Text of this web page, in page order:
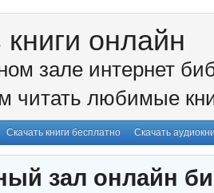
книги онлайн
зале интернет
читать любимые
Скачать книги бесплатно Скачать
зал онлайн